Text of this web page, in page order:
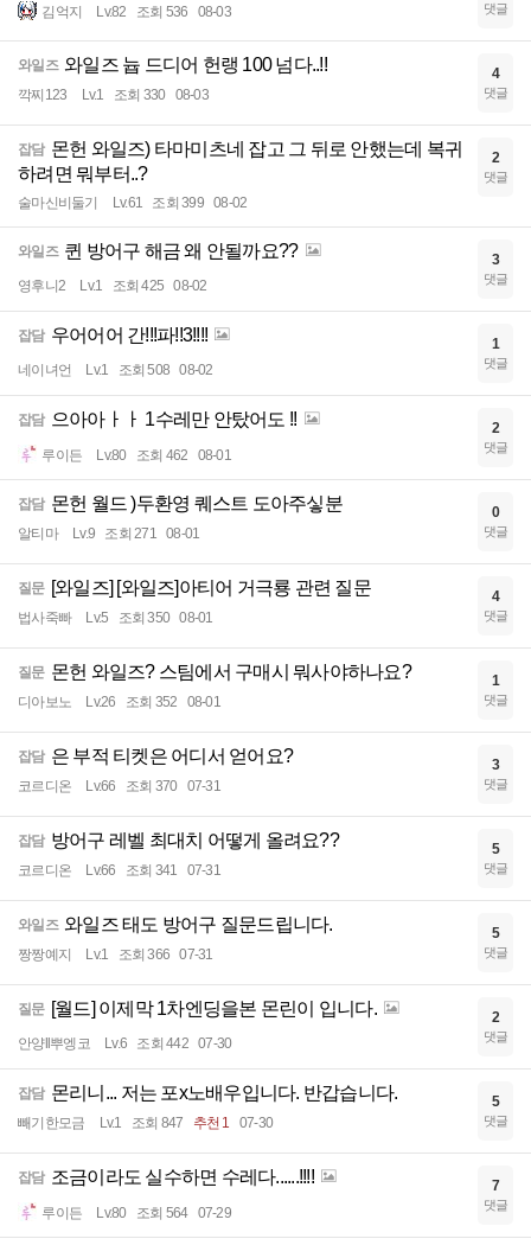
김억지 Lv.82 조회 536 08-03 댓글
와일즈 와일즈 늅 드디어 헌랭 100 넘다..!!
깍찌123 Lv.1 조회 330 08-03
4
댓글
잡담 몬헌 와일즈) 타마미츠네 잡고 그 뒤로 안했는데 복귀
하려면 뭐부터..?
술마신비둘기 Lv.61 조회 399 08-02
2
댓글
와일즈 퀸 방어구 해금 왜 안될까요??
영후니2 Lv.1 조회 425 08-02
3
댓글
잡담 우어어어 간!!!파!!3!!!!
네이녀언 Lv.1 조회 508 08-02
1
댓글
잡담 으아아ㅏㅏ 1수레만 안탔어도 !!
루이든 Lv.80 조회 462 08-01
2
댓글
잡담 몬헌 월드 )두환영 퀘스트 도아주싷분
알티마 Lv.9 조회 271 08-01
0
댓글
질문 [와일즈] [와일즈]아티어 거극룡 관련 질문
법사죽빠 Lv.5 조회 350 08-01
4
댓글
질문 몬헌 와일즈? 스팀에서 구매시 뭐사야하나요?
디아보노 Lv.26 조회 352 08-01
1
댓글
잡담 은 부적 티켓은 어디서 얻어요?
코르디온 Lv.66 조회 370 07-31
3
댓글
잡담 방어구 레벨 최대치 어떻게 올려요??
코르디온 Lv.66 조회 341 07-31
5
댓글
와일즈 와일즈 태도 방어구 질문드립니다.
짱짱예지 Lv.1 조회 366 07-31
5
댓글
질문 [월드] 이제막 1차엔딩을본 몬린이 입니다.
안양ll뿌엥코 Lv.6 조회 442 07-30
2
댓글
잡담 몬리니... 저는 포x노배우입니다. 반갑습니다.
빼기한모금 Lv.1 조회 847 추천 1 07-30
5
댓글
잡담 조금이라도 실수하면 수레다......!!!!
루이든 Lv.80 조회 564 07-29
7
댓글